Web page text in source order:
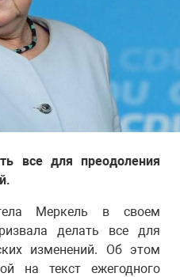
все для преодоления
Меркель в своем
делать все для
изменений. Об этом
на текст ежегодного